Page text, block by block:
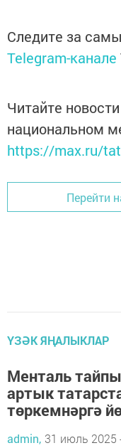
Следите за
Telegram-канале
Читайте
национальном
https://max.ru/
Перейти
ҮЗӘК ЯҢАЛЫКЛАР
Менталь
артык
төркемнәргә
admin, 31 июль 2025